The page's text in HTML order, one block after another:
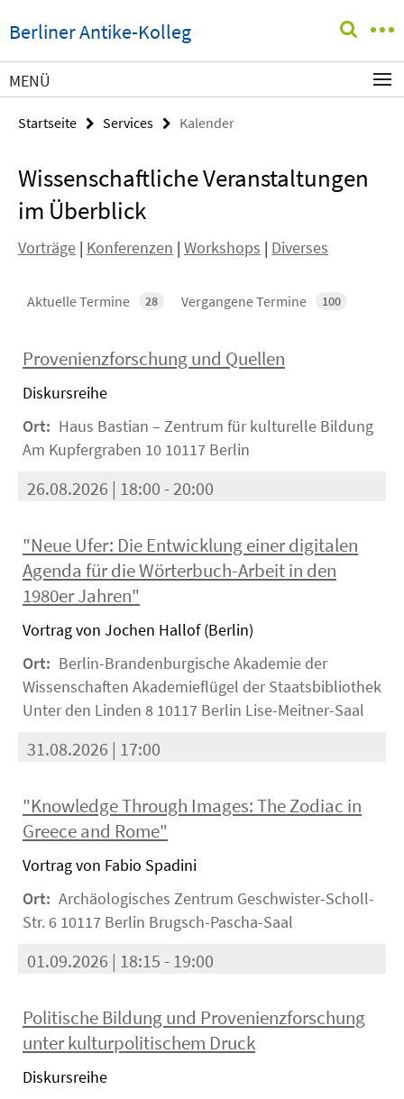
direkt
zu
Inhalt
Berliner Antike-Kolleg
Service-
MENÜ
Startseite Services Kalender
Wissenschaftliche Veranstaltungen
im Überblick
Vorträge | Konferenzen | Workshops | Diverses
28
Aktuelle Termine 100
Vergangene Termine
Provenienzforschung und Quellen
Diskursreihe
Ort: Haus Bastian – Zentrum für kulturelle Bildung
Am Kupfergraben 10 10117 Berlin
26.08.2026 | 18:00 - 20:00
"Neue Ufer: Die Entwicklung einer digitalen
Agenda für die Wörterbuch-Arbeit in den
1980er Jahren"
Vortrag von Jochen Hallof (Berlin)
Ort: Berlin-Brandenburgische Akademie der
Wissenschaften Akademieflügel der Staatsbibliothek
Unter den Linden 8 10117 Berlin Lise-Meitner-Saal
31.08.2026 | 17:00
"Knowledge Through Images: The Zodiac in
Greece and Rome"
Vortrag von Fabio Spadini
Ort: Archäologisches Zentrum Geschwister-Scholl-
Str. 6 10117 Berlin Brugsch-Pascha-Saal
01.09.2026 | 18:15 - 19:00
Politische Bildung und Provenienzforschung
unter kulturpolitischem Druck
Diskursreihe